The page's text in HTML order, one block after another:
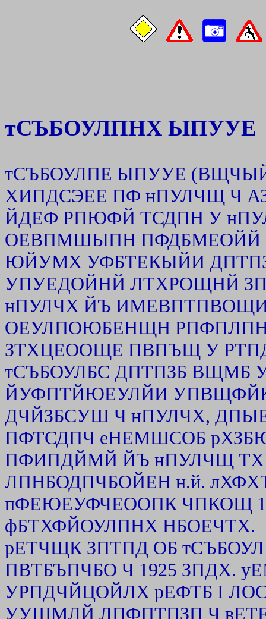
тСЪБОУЛПНХ ЫПУУЕ
тСЪБОУЛПЕ ЫПУУЕ
ХИПДСЭЕЕ ПФ нПУЛЧЩ Ч
ЙДЕФ РПЮФЙ ТСДПН У
ОЕВПМШЫПН ПФДБМЕОЙЙ
ЮЙУМХ УФБТЕКЫЙИ
УПУЕДОЙНЙ ЛТХРОЩНЙ
нПУЛЧХ ЙЪ ИМЕВПТПВОЩИ
ОЕУЛПОЮБЕНЩН
ЗТХЦЕООЩЕ ПВПЪЩ У
тСЪБОУЛБС ДПТПЗБ
ЙУФПТЙЮЕУЛЙИ УПВЩФЙК.
ДЧЙЗБСУШ Ч нПУЛЧХ,
ПФТСДПЧ еНЕМШСОБ
ПФИПДЙМЙ ЙЪ нПУЛЧЩ
ЛПНБОДПЧБОЙЕН н.й.
пФЕЮЕУФЧЕООПК ЧПКОЩ
фБТХФЙОУЛПНХ НБОЕЧТХ.
рЕТЧЩК ЗПТПД ОБ
ПВТБЪПЧБО Ч 1925 ЗПДХ.
УРПДЧЙЦОЙЛХ рЕФТБ I
УУЩМЛЙ ЛПФПТПЗП Ч